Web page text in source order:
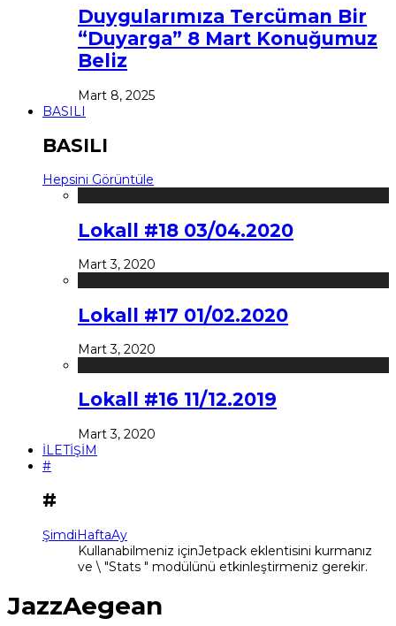
Duygularımıza Tercüman Bir
“Duyarga” 8 Mart Konuğumuz
Beliz
Mart 8, 2025
BASILI
BASILI
Hepsini Görüntüle
Lokall #18 03/04.2020
Mart 3, 2020
Lokall #17 01/02.2020
Mart 3, 2020
Lokall #16 11/12.2019
Mart 3, 2020
İLETİŞİM
#
#
ŞimdiHaftaAy
Kullanabilmeniz içinJetpack eklentisini kurmanız
ve \ "Stats " modülünü etkinleştirmeniz gerekir.
JazzAegean